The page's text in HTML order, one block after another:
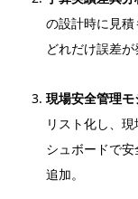
の設計時に見
どれだけ誤差が
現場安全管理
リスト化し、
シュボードで
追加。